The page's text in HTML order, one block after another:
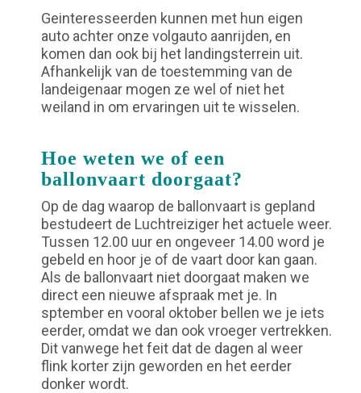
Geinteresseerden kunnen met hun eigen
auto achter onze volgauto aanrijden, en
komen dan ook bij het landingsterrein uit.
Afhankelijk van de toestemming van de
landeigenaar mogen ze wel of niet het
weiland in om ervaringen uit te wisselen.
Hoe weten we of een
ballonvaart doorgaat?
Op de dag waarop de ballonvaart is gepland
bestudeert de Luchtreiziger het actuele weer.
Tussen 12.00 uur en ongeveer 14.00 word je
gebeld en hoor je of de vaart door kan gaan.
Als de ballonvaart niet doorgaat maken we
direct een nieuwe afspraak met je. In
sptember en vooral oktober bellen we je iets
eerder, omdat we dan ook vroeger vertrekken.
Dit vanwege het feit dat de dagen al weer
flink korter zijn geworden en het eerder
donker wordt.